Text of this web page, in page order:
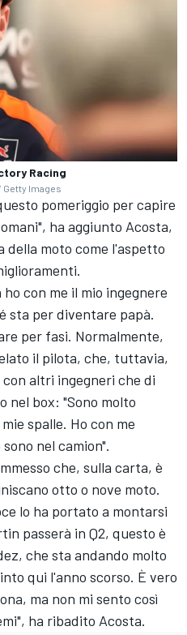
Racing
Getty Images
pomeriggio per capire
ha aggiunto Acosta,
moto come l'aspetto
con me il mio ingegnere
sta per diventare papà.
per fasi. Normalmente,
il pilota, che, tuttavia,
altri ingegneri che di
nel box: "Sono molto
spalle. Ho con me
nel camion".
che, sulla carta, è
otto o nove moto.
lo ha portato a montarsi
passerà in Q2, questo è
che sta andando molto
qui l'anno scorso. È vero
ma non mi sento così
ha ribadito Acosta.